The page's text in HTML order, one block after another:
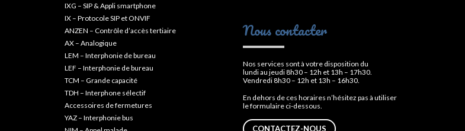
IXG – SIP & Appli smartphone
IX – Protocole SIP et ONVIF
ANZEN – Contrôle d’accès tertiaire
AX – Analogique
LEM – Interphonie de bureau
LEF – Interphonie de bureau
TCM – Grande capacité
TDH – Interphone sélectif
Accessoires de fermetures
YAZ – Interphonie bus
Nous contacter
Nos services sont à votre disposition du
lundi au jeudi 8h30 – 12h et 13h – 17h30.
Vendredi 8h30 – 12h et 13h – 16h30.
En dehors de ces horaires n’hésitez pas à utiliser
le formulaire ci-dessous.
CONTACTEZ-NOUS